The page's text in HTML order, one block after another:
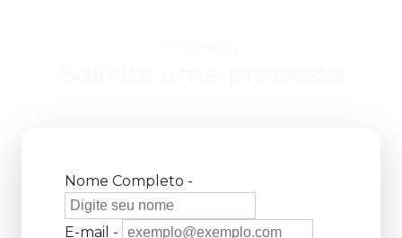
Nome Completo -
E-mail -